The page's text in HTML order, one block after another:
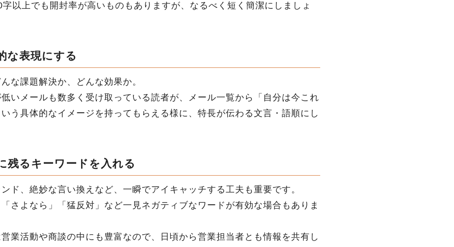
以上でも開封率が高いものもありますが、なるべく短く簡潔にしましょ
な表現にする
な課題解決か、どんな効果か。
いメールも数多く受け取っている読者が、メール一覧から「自分は今これ
う具体的なイメージを持ってもらえる様に、特長が伝わる文言・語順にし
残るキーワードを入れる
ド、絶妙な言い換えなど、一瞬でアイキャッチする工夫も重要です。
さよなら」「猛反対」など一見ネガティブなワードが有効な場合もありま
業活動や商談の中にも豊富なので、日頃から営業担当者とも情報を共有し